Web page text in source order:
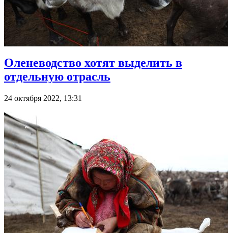
Оленеводство хотят выделить в
отдельную отрасль
24 октября 2022, 13:31